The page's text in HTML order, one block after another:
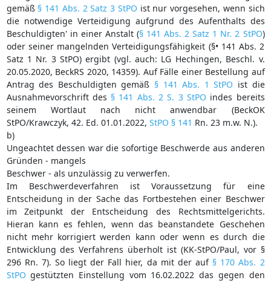
gemäß § 141 Abs. 2 Satz 3 StPO ist nur vorgesehen, wenn sich
die notwendige Verteidigung aufgrund des Aufenthalts des
Beschuldigten' in einer Anstalt (§ 141 Abs. 2 Satz 1 Nr. 2 StPO)
oder seiner mangelnden Verteidigungsfähigkeit (§• 141 Abs. 2
Satz 1 Nr. 3 StPO) ergibt (vgl. auch: LG Hechingen, Beschl. v.
20.05.2020, BeckRS 2020, 14359). Auf Fälle einer Bestellung auf
Antrag des Beschuldigten gemäß § 141 Abs. 1 StPO ist die
Ausnahmevorschrift des § 141 Abs. 2 S. 3 StPO indes bereits
seinem Wortlaut nach nicht anwendbar (BeckOK
StPO/Krawczyk, 42. Ed. 01.01.2022, StPO § 141 Rn. 23 m.w. N.).
b)
Ungeachtet dessen war die sofortige Beschwerde aus anderen
Gründen - mangels
Beschwer - als unzulässig zu verwerfen.
Im Beschwerdeverfahren ist Voraussetzung für eine
Entscheidung in der Sache das Fortbestehen einer Beschwer
im Zeitpunkt der Entscheidung des Rechtsmittelgerichts.
Hieran kann es fehlen, wenn das beanstandete Geschehen
nicht mehr korrigiert werden kann oder wenn es durch die
Entwicklung des Verfahrens überholt ist (KK-StPO/Paul, vor §
296 Rn. 7). So liegt der Fall hier, da mit der auf § 170 Abs. 2
StPO gestützten Einstellung vom 16.02.2022 das gegen den